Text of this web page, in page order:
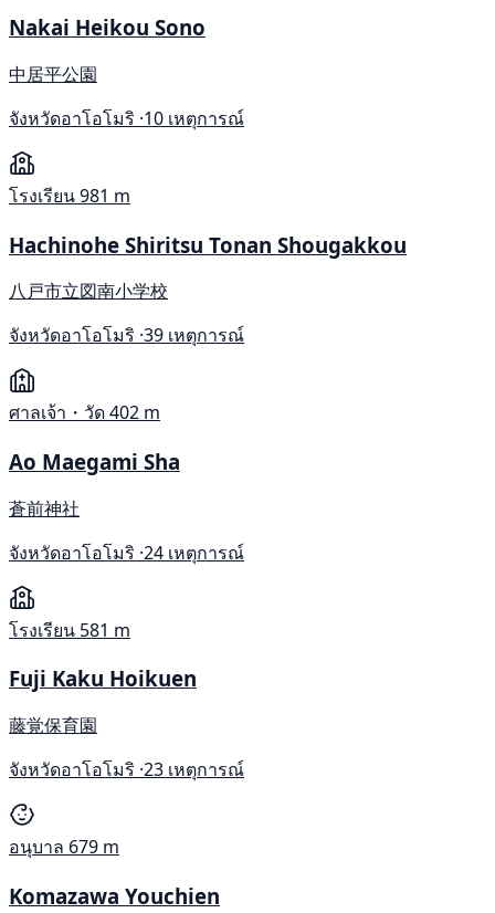
Nakai Heikou Sono
中居平公園
จังหวัดอาโอโมริ ·10 เหตุการณ์
โรงเรียน981 m
Hachinohe Shiritsu Tonan Shougakkou
八戸市立図南小学校
จังหวัดอาโอโมริ ·39 เหตุการณ์
ศาลเจ้า・วัด402 m
Ao Maegami Sha
蒼前神社
จังหวัดอาโอโมริ ·24 เหตุการณ์
โรงเรียน 581 m
Fuji Kaku Hoikuen
藤覚保育園
จังหวัดอาโอโมริ ·23 เหตุการณ์
อนุบาล 679 m
Komazawa Youchien